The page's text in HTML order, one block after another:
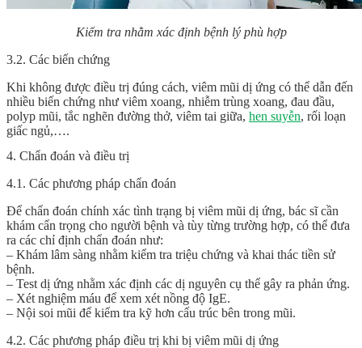
Kiểm tra nhằm xác định bệnh lý phù hợp
3.2. Các biến chứng
Khi không được điều trị đúng cách, viêm mũi dị ứng có thể dẫn đến
nhiều biến chứng như viêm xoang, nhiễm trùng xoang, đau đầu,
polyp mũi, tắc nghẽn đường thở, viêm tai giữa, hen suyễn, rối loạn
giấc ngủ,….
4. Chẩn đoán và điều trị
4.1. Các phương pháp chẩn đoán
Để chẩn đoán chính xác tình trạng bị viêm mũi dị ứng, bác sĩ cần
khám cẩn trọng cho người bệnh và tùy từng trường hợp, có thể đưa
ra các chỉ định chẩn đoán như:
– Khám lâm sàng nhằm kiểm tra triệu chứng và khai thác tiền sử
bệnh.
– Test dị ứng nhằm xác định các dị nguyên cụ thể gây ra phản ứng.
– Xét nghiệm máu để xem xét nồng độ IgE.
– Nội soi mũi để kiểm tra kỹ hơn cấu trúc bên trong mũi.
4.2. Các phương pháp điều trị khi bị viêm mũi dị ứng